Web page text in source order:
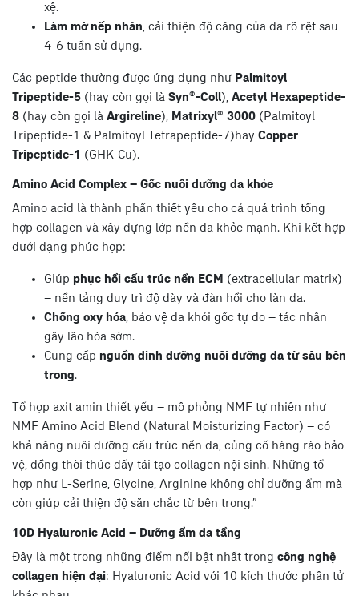
xệ.
Làm mờ nếp nhăn, cải thiện độ căng của da rõ rệt sau
4-6 tuần sử dụng.
Các peptide thường được ứng dụng như Palmitoyl
Tripeptide-5 (hay còn gọi là Syn®-Coll), Acetyl Hexapeptide-
8 (hay còn gọi là Argireline), Matrixyl® 3000 (Palmitoyl
Tripeptide-1 & Palmitoyl Tetrapeptide-7)hay Copper
Tripeptide-1
(GHK-Cu).
Amino Acid Complex – Gốc nuôi dưỡng da khỏe
Amino acid là thành phần thiết yếu cho cả quá trình tổng
hợp collagen và xây dựng lớp nền da khỏe mạnh. Khi kết hợp
dưới dạng phức hợp:
Giúp phục hồi cấu trúc nền ECM (extracellular matrix)
– nền tảng duy trì độ dày và đàn hồi cho làn da.
Chống oxy hóa, bảo vệ da khỏi gốc tự do – tác nhân
gây lão hóa sớm.
Cung cấp nguồn dinh dưỡng nuôi dưỡng da từ sâu bên
trong.
Tổ hợp axit amin thiết yếu – mô phỏng NMF tự nhiên như
NMF Amino Acid Blend (Natural Moisturizing Factor) – có
khả năng nuôi dưỡng cấu trúc nền da, củng cố hàng rào bảo
vệ, đồng thời thúc đẩy tái tạo collagen nội sinh. Những tổ
hợp như L-Serine, Glycine, Arginine không chỉ dưỡng ẩm mà
còn giúp cải thiện độ săn chắc từ bên trong.”
10D Hyaluronic Acid – Dưỡng ẩm đa tầng
Đây là một trong những điểm nổi bật nhất trong công nghệ
collagen hiện đại: Hyaluronic Acid với 10 kích thước phân tử